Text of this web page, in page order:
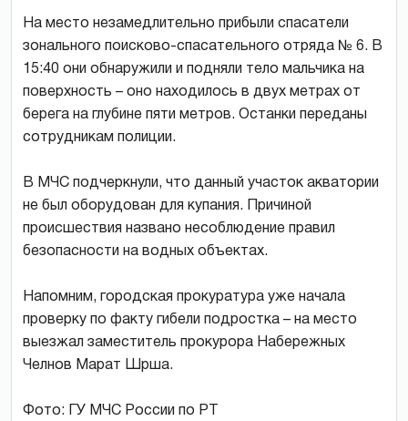
На место незамедлительно прибыли спасатели
зонального поисково-спасательного отряда № 6. В
15:40 они обнаружили и подняли тело мальчика на
поверхность – оно находилось в двух метрах от
берега на глубине пяти метров. Останки переданы
сотрудникам полиции.
В МЧС подчеркнули, что данный участок акватории
не был оборудован для купания. Причиной
происшествия названо несоблюдение правил
безопасности на водных объектах.
Напомним, городская прокуратура уже начала
проверку по факту гибели подростка – на место
выезжал заместитель прокурора Набережных
Челнов Марат Шрша.
Фото: ГУ МЧС России по РТ